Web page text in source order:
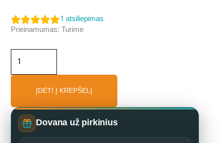
1 atsiliepimas
Prieinamumas: Turime
produkto
Konstruktorius
„Tulpių
puokštė“
ĮDĖTI Į KREPŠELĮ
Dovana už pirkinius